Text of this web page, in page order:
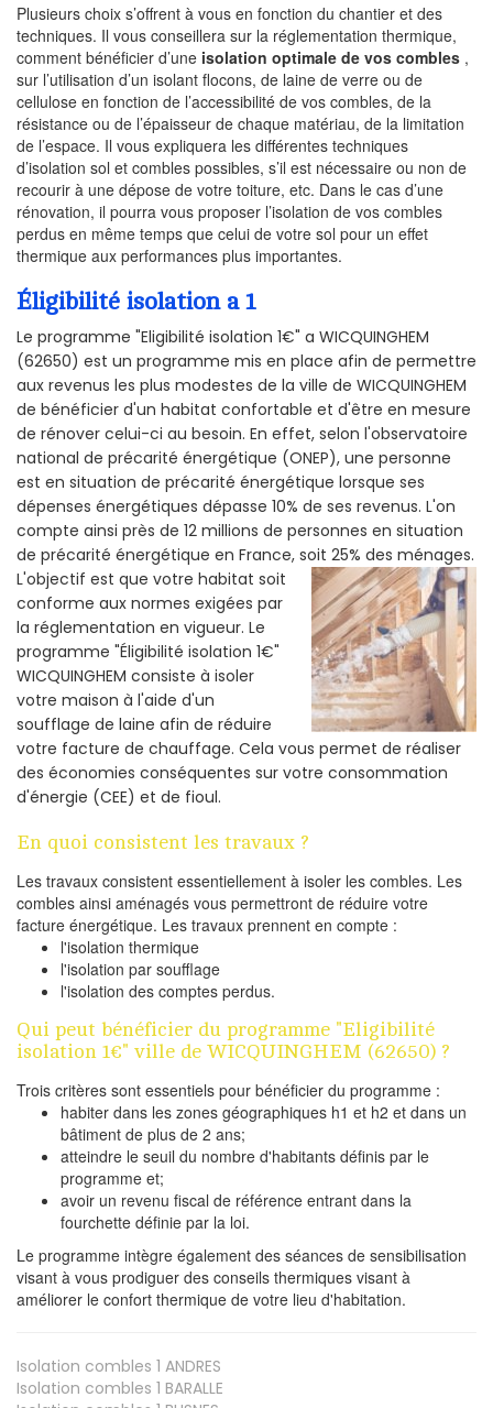
Plusieurs choix s’offrent à vous en fonction du chantier et des
techniques. Il vous conseillera sur la réglementation thermique,
comment bénéficier d’une isolation optimale de vos combles ,
sur l’utilisation d’un isolant flocons, de laine de verre ou de
cellulose en fonction de l’accessibilité de vos combles, de la
résistance ou de l’épaisseur de chaque matériau, de la limitation
de l’espace. Il vous expliquera les différentes techniques
d’isolation sol et combles possibles, s’il est nécessaire ou non de
recourir à une dépose de votre toiture, etc. Dans le cas d’une
rénovation, il pourra vous proposer l’isolation de vos combles
perdus en même temps que celui de votre sol pour un effet
thermique aux performances plus importantes.
Éligibilité isolation a 1
Le programme "Eligibilité isolation 1€" a WICQUINGHEM
(62650) est un programme mis en place afin de permettre
aux revenus les plus modestes de la ville de WICQUINGHEM
de bénéficier d'un habitat confortable et d'être en mesure
de rénover celui-ci au besoin. En effet, selon l'observatoire
national de précarité énergétique (ONEP), une personne
est en situation de précarité énergétique lorsque ses
dépenses énergétiques dépasse 10% de ses revenus. L'on
compte ainsi près de 12 millions de personnes en situation
de précarité énergétique en France, soit 25% des ménages.
L'objectif est que votre habitat soit
conforme aux normes exigées par
la réglementation en vigueur. Le
programme "Éligibilité isolation 1€"
WICQUINGHEM consiste à isoler
votre maison à l'aide d'un
soufflage de laine afin de réduire
votre facture de chauffage. Cela vous permet de réaliser
des économies conséquentes sur votre consommation
d'énergie (CEE) et de fioul.
En quoi consistent les travaux ?
Les travaux consistent essentiellement à isoler les combles. Les
combles ainsi aménagés vous permettront de réduire votre
facture énergétique. Les travaux prennent en compte :
l'isolation thermique
l'isolation par soufflage
l'isolation des comptes perdus.
Qui peut bénéficier du programme "Eligibilité
isolation 1€" ville de WICQUINGHEM (62650) ?
Trois critères sont essentiels pour bénéficier du programme :
habiter dans les zones géographiques h1 et h2 et dans un
bâtiment de plus de 2 ans;
atteindre le seuil du nombre d'habitants définis par le
programme et;
avoir un revenu fiscal de référence entrant dans la
fourchette définie par la loi.
Le programme intègre également des séances de sensibilisation
visant à vous prodiguer des conseils thermiques visant à
améliorer le confort thermique de votre lieu d'habitation.
Isolation combles 1 ANDRES
Isolation combles 1 BARALLE